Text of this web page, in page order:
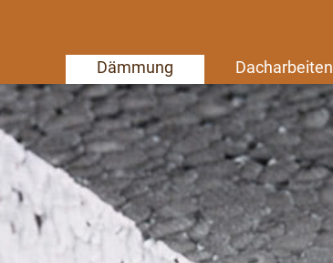
Dämmung Dacharbeiten